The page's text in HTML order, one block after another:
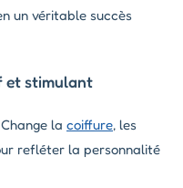
un véritable succès
et stimulant
Change la coiffure, les
refléter la personnalité